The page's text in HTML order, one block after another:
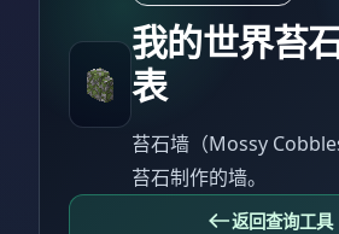
我的世界苔
表
苔石墙（Mossy
苔石制作的墙。
返回查询工具